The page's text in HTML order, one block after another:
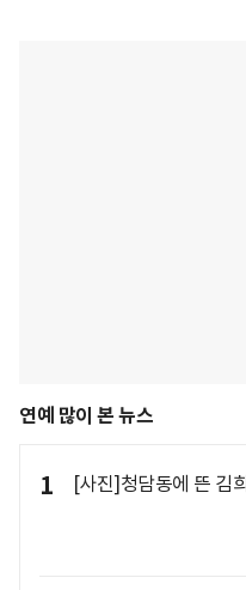
연예 많이 본 뉴스
1 [사진]청담동에 뜬 김